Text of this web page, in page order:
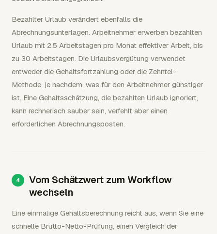
Bezahlter Urlaub verändert ebenfalls die
Abrechnungsunterlagen. Arbeitnehmer erwerben bezahlten
Urlaub mit 2,5 Arbeitstagen pro Monat effektiver Arbeit, bis
zu 30 Arbeitstagen. Die Urlaubsvergütung verwendet
entweder die Gehaltsfortzahlung oder die Zehntel-
Methode, je nachdem, was für den Arbeitnehmer günstiger
ist. Eine Gehaltsschätzung, die bezahlten Urlaub ignoriert,
kann rechnerisch sauber sein, verfehlt aber einen
erforderlichen Abrechnungsposten.
Vom Schätzwert zum Workflow
wechseln
Eine einmalige Gehaltsberechnung reicht aus, wenn Sie eine
schnelle Brutto-Netto-Prüfung, einen Vergleich der